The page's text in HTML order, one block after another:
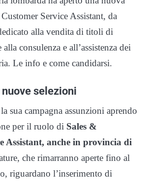
Service Assistant, da
alla vendita di titoli di
consulenza e all’assistenza dei
Le info e come candidarsi.
selezioni
sua campagna assunzioni aprendo
per il ruolo di Sales &
Assistant, anche in provincia di
che rimarranno aperte fino al
riguardano l’inserimento di